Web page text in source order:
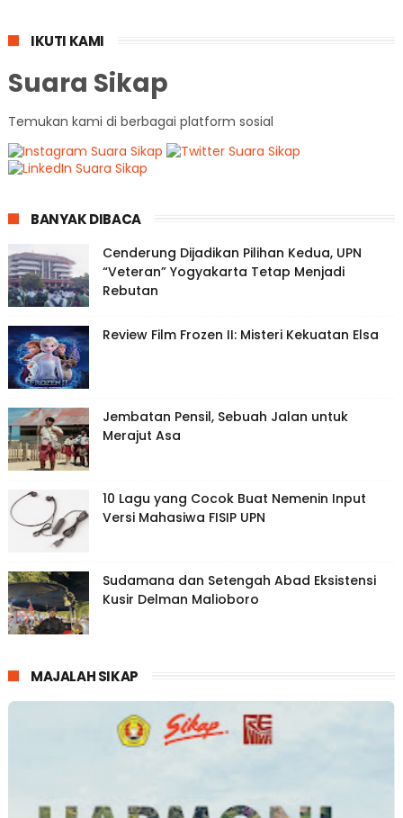
IKUTI KAMI
Suara Sikap
Temukan kami di berbagai platform sosial
BANYAK DIBACA
Cenderung Dijadikan Pilihan Kedua, UPN
“Veteran” Yogyakarta Tetap Menjadi
Rebutan
Review Film Frozen II: Misteri Kekuatan Elsa
Jembatan Pensil, Sebuah Jalan untuk
Merajut Asa
10 Lagu yang Cocok Buat Nemenin Input
Versi Mahasiwa FISIP UPN
Sudamana dan Setengah Abad Eksistensi
Kusir Delman Malioboro
MAJALAH SIKAP